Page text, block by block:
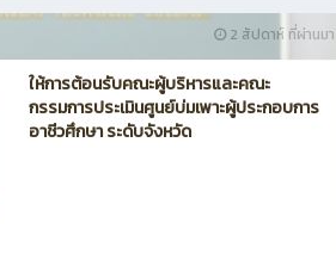
2 สัปดาห์ ที่ผ่านมา
ให้การต้อนรับคณะผู้บริหารและคณะ
กรรมการประเมินศูนย์บ่มเพาะผู้ประกอบการ
อาชีวศึกษา ระดับจังหวัด